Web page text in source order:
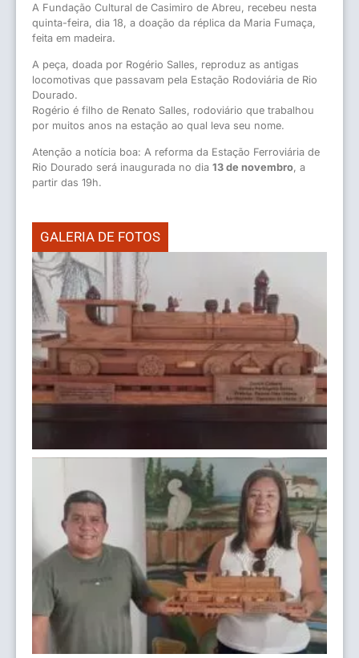
A Fundação Cultural de Casimiro de Abreu, recebeu nesta
quinta-feira, dia 18, a doação da réplica da Maria Fumaça,
feita em madeira.
A peça, doada por Rogério Salles, reproduz as antigas
locomotivas que passavam pela Estação Rodoviária de Rio
Dourado.
Rogério é filho de Renato Salles, rodoviário que trabalhou
por muitos anos na estação ao qual leva seu nome.
Atenção a notícia boa: A reforma da Estação Ferroviária de
Rio Dourado será inaugurada no dia 13 de novembro, a
partir das 19h.
GALERIA DE FOTOS